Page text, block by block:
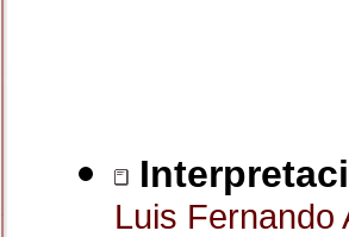
Luis